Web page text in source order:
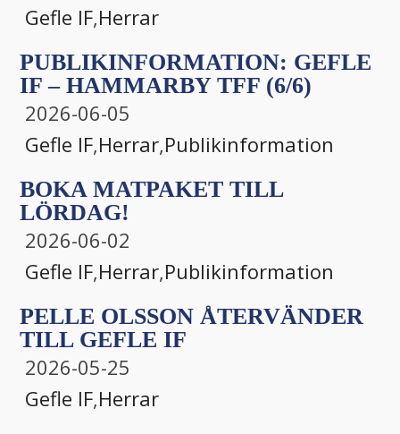
Gefle IF,Herrar
PUBLIKINFORMATION: GEFLE
IF – HAMMARBY TFF (6/6)
2026-06-05
Gefle IF,Herrar,Publikinformation
BOKA MATPAKET TILL
LÖRDAG!
2026-06-02
Gefle IF,Herrar,Publikinformation
PELLE OLSSON ÅTERVÄNDER
TILL GEFLE IF
2026-05-25
Gefle IF,Herrar